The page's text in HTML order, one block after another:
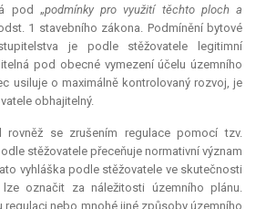
pod „podmínky pro využití těchto ploch a
1 stavebního zákona. Podmínění bytové
je podle stěžovatele legitimní
pod obecné vymezení účelu územního
usiluje o maximálně kontrolovaný rozvoj, je
obhajitelný.
rovněž se zrušením regulace pomocí tzv.
stěžovatele přeceňuje normativní význam
vyhláška podle stěžovatele ve skutečnosti
označit za náležitosti územního plánu.
nebo mnohé jiné způsoby územního